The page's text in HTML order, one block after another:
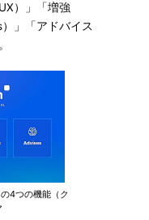
）」「増強
」「アドバイス
4つの機能（ク